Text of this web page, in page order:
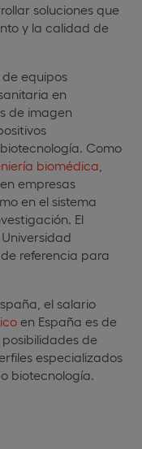
soluciones que
y la calidad de
equipos
en
de imagen
Como
biomédica
empresas
en el sistema
El
referencia para
el salario
en España es de
posibilidades de
especializados
biotecnología.